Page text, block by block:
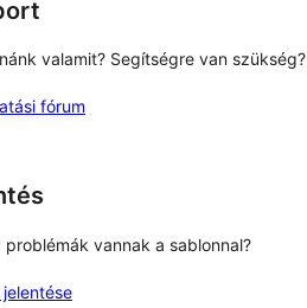
valamit? Segítségre van szükség?
fórum
problémák vannak a sablonnal?
jelentése